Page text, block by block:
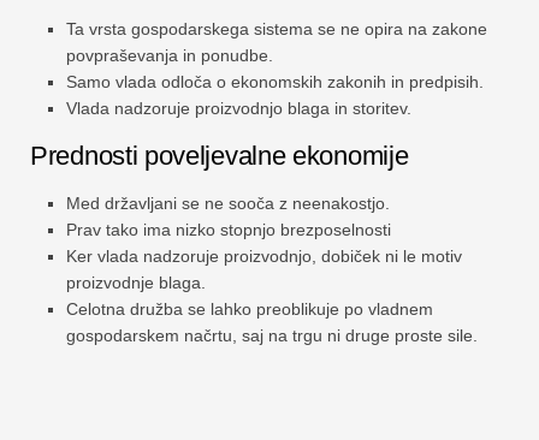
Ta vrsta gospodarskega sistema se ne opira na zakone
povpraševanja in ponudbe.
Samo vlada odloča o ekonomskih zakonih in predpisih.
Vlada nadzoruje proizvodnjo blaga in storitev.
Prednosti poveljevalne ekonomije
Med državljani se ne sooča z neenakostjo.
Prav tako ima nizko stopnjo brezposelnosti
Ker vlada nadzoruje proizvodnjo, dobiček ni le motiv
proizvodnje blaga.
Celotna družba se lahko preoblikuje po vladnem
gospodarskem načrtu, saj na trgu ni druge proste sile.